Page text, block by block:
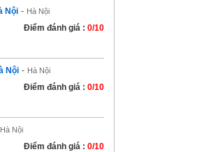
Nội - Hà Nội
Điểm đánh giá : 0/10
Nội - Hà Nội
Điểm đánh giá : 0/10
Hà Nội
Điểm đánh giá : 0/10